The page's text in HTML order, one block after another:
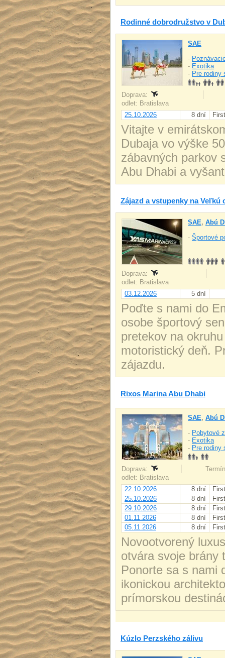
Rodinné dobrodružstvo v
SAE
-
- Exotika
- Pre rodiny
Doprava:
odlet: Bratislava
25.10.2026
8 dní
Vitajte v
Dubaja vo výške
zábavných parkov
Abu Dhabi a
Zájazd a vstupenky na Veľkú
SAE, Abú
- Športové
Doprava:
odlet: Bratislava
03.12.2026
5 dní
Poďte s nami do
osobe športový
pretekov na
motoristický deň.
zájazdu.
Rixos Marina Abu Dhabi
SAE, Abú
- Pobytové
- Exotika
- Pre rodiny
Doprava:
odlet: Bratislava
22.10.2026
8 dní
25.10.2026
8 dní
29.10.2026
8 dní
01.11.2026
8 dní
05.11.2026
8 dní
Novootvorený
otvára svoje brány
Ponorte sa s nami
ikonickou
prímorskou
Kúzlo Perzského zálivu